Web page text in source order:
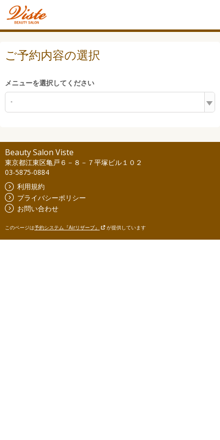
ご予約内容の選択
メニューを選択してください
-
Beauty Salon Viste
東京都江東区亀戸６－８－７平塚ビル１０２
03-5875-0884
利用規約
プライバシーポリシー
お問い合わせ
このページは予約システム『Airリザーブ』 が提供しています